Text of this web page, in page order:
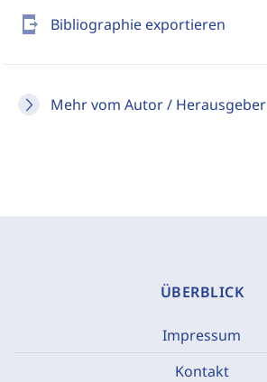
send_to_mobile Bibliographie exportieren
Mehr vom Autor / Herausgeber
ÜBERBLICK
Impressum
Kontakt